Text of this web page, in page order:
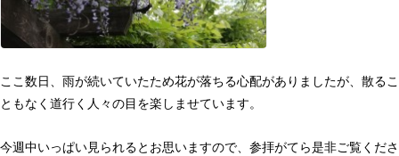
ここ数日、雨が続いていたため花が落ちる心配がありましたが、散るこ
ともなく道行く人々の目を楽しませています。
今週中いっぱい見られるとお思いますので、参拝がてら是非ご覧くださ